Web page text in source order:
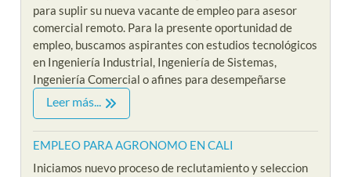
para suplir su nueva vacante de empleo para asesor
comercial remoto. Para la presente oportunidad de
empleo, buscamos aspirantes con estudios tecnológicos
en Ingeniería Industrial, Ingeniería de Sistemas,
Ingeniería Comercial o afines para desempeñarse
Leer más...
EMPLEO PARA AGRONOMO EN CALI
Iniciamos nuevo proceso de reclutamiento y seleccion